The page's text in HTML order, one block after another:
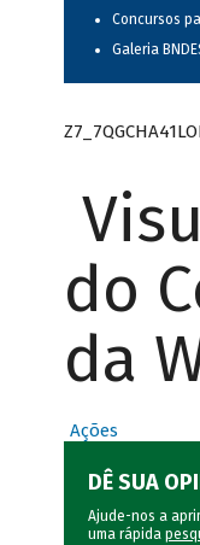
Concursos
Galeria
do
da
Ações
DÊ SUA
Ajude-nos a
uma rápida